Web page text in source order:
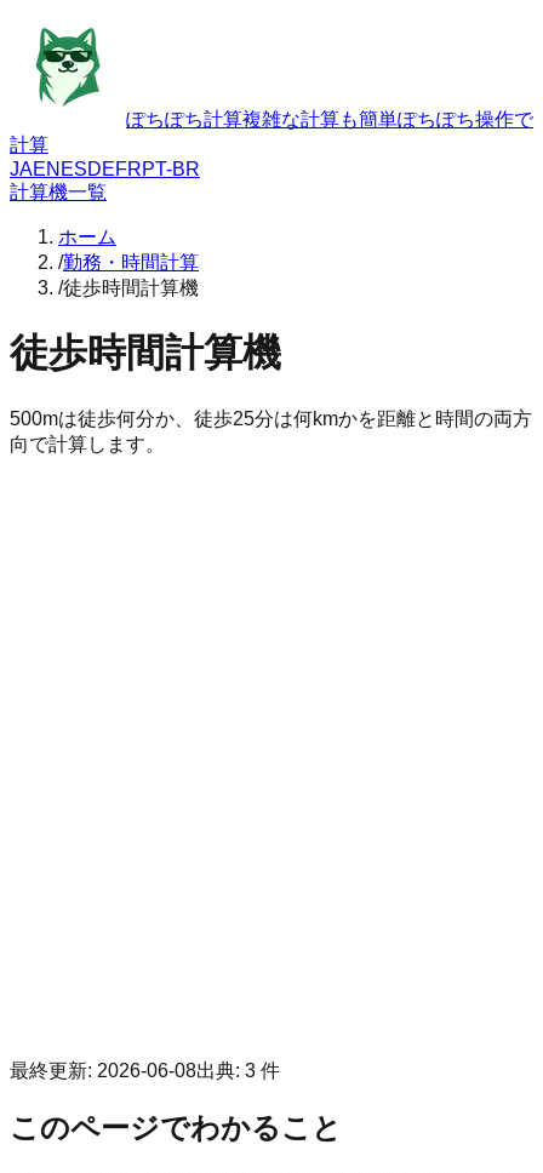
ぽちぽち計算複雑な計算も簡単ぽちぽち操作で
計算
JAEN ESDEFRPT-BR
計算機一覧
ホーム
/勤務・時間計算
/徒歩時間計算機
徒歩時間計算機
500mは徒歩何分か、徒歩25分は何kmかを距離と時間の両方
向で計算します。
最終更新: 2026-06-08出典: 3 件
このページでわかること